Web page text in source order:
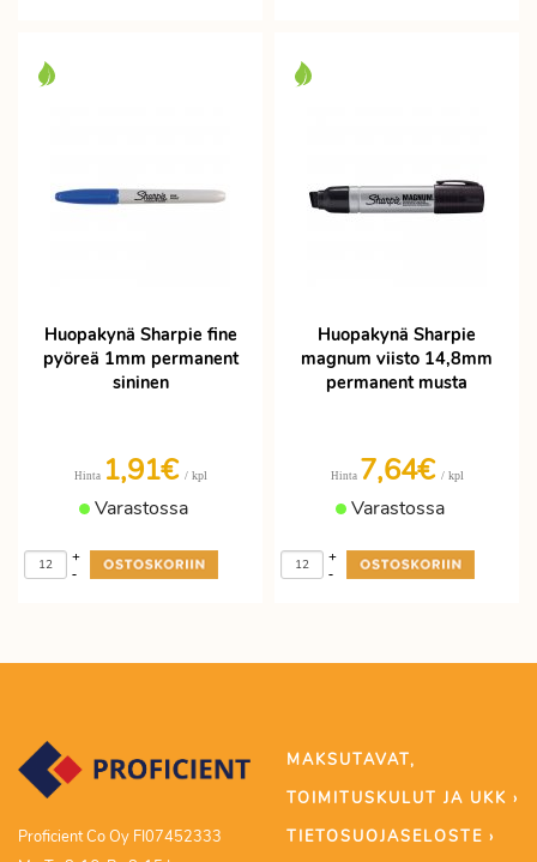
Huopakynä Sharpie fine
pyöreä 1mm permanent
sininen
Hinta 1,91€ / kpl
Varastossa
-
+
Huopakynä Sharpie
magnum viisto 14,8mm
permanent musta
Hinta 7,64€ / kpl
Varastossa
-
+
Proficient Co Oy FI07452333
MAKSUTAVAT,
TOIMITUSKULUT JA UKK ›
TIETOSUOJASELOSTE ›